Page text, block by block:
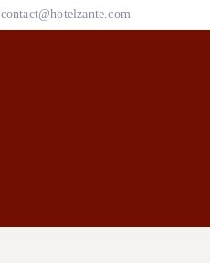
contact@hotelzante.com